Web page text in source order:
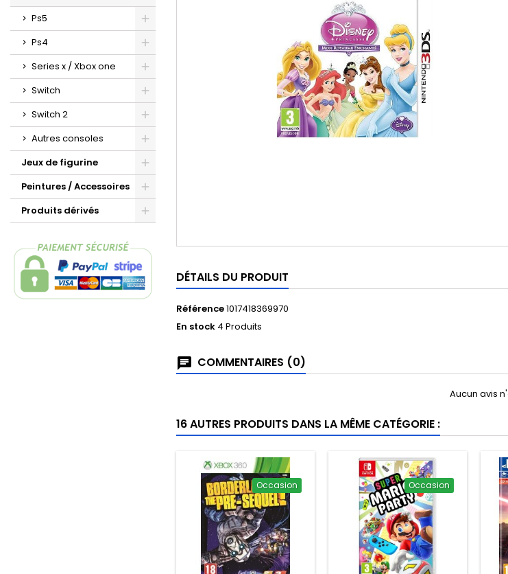
Ps5
Ps4
Series x / Xbox one
Switch
Switch 2
Autres consoles
Jeux de figurine
Peintures / Accessoires
Produits dérivés
DÉTAILS DU PRODUIT
Référence1017418369970
En stock 4 Produits
COMMENTAIRES (0)
Aucun avis
16 AUTRES PRODUITS DANS LA MÊME CATÉGORIE :
Occasion Occasion